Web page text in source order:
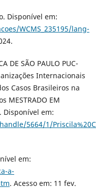
Disponível em:
WCMS_235195/lang-
DE SÃO PAULO PUC-
Internacionais
Casos Brasileiros na
MESTRADO EM
Disponível em:
5664/1/
em:
a-
. Acesso em: 11 fev.